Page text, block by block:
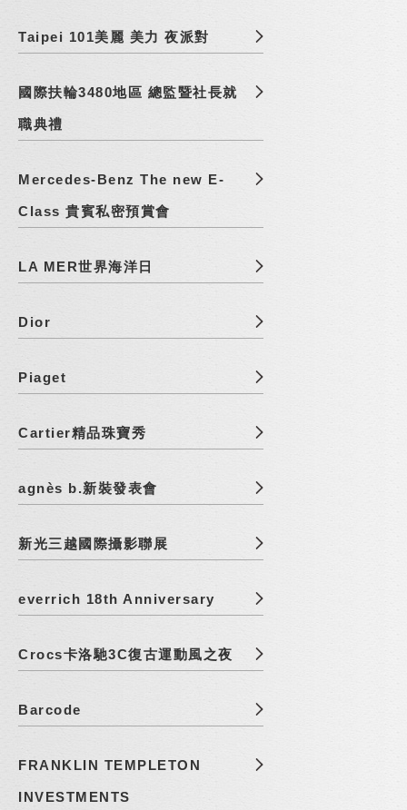
Taipei 101美麗 美力 夜派對
國際扶輪3480地區 總監暨社長就
職典禮
Mercedes-Benz The new E-
Class 貴賓私密預賞會
LA MER世界海洋日
Dior
Piaget
Cartier精品珠寶秀
agnès b.新裝發表會
新光三越國際攝影聯展
everrich 18th Anniversary
Crocs卡洛馳3C復古運動風之夜
Barcode
FRANKLIN TEMPLETON
INVESTMENTS